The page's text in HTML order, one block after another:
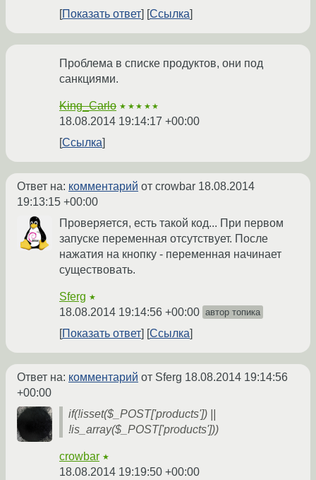
Показать ответ
Ссылка
Проблема в списке продуктов, они под
санкциями.
King_Carlo ★★★★★
18.08.2014 19:14:17 +00:00
Ссылка
Ответ на: комментарий от crowbar 18.08.2014
19:13:15 +00:00
Проверяется, есть такой код... При первом
запуске переменная отсутствует. После
нажатия на кнопку - переменная начинает
существовать.
Sferg ★
18.08.2014 19:14:56 +00:00 автор топика
Показать ответ Ссылка
Ответ на: комментарий от Sferg 18.08.2014 19:14:56
+00:00
if(!isset($_POST['products']) ||
!is_array($_POST['products']))
crowbar ★
18.08.2014 19:19:50 +00:00